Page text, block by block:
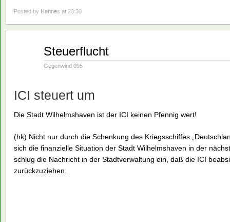
Posted by Hannes at 23:30
Steuerflucht
Gegenwind 095
ICI steuert um
Die Stadt Wilhelmshaven ist der ICI keinen Pfennig wert!
(hk) Nicht nur durch die Schenkung des Kriegsschiffes
sich die finanzielle Situation der Stadt Wilhelmshaven in der
schlug die Nachricht in der Stadtverwaltung ein, daß die ICI
zurückzuziehen.